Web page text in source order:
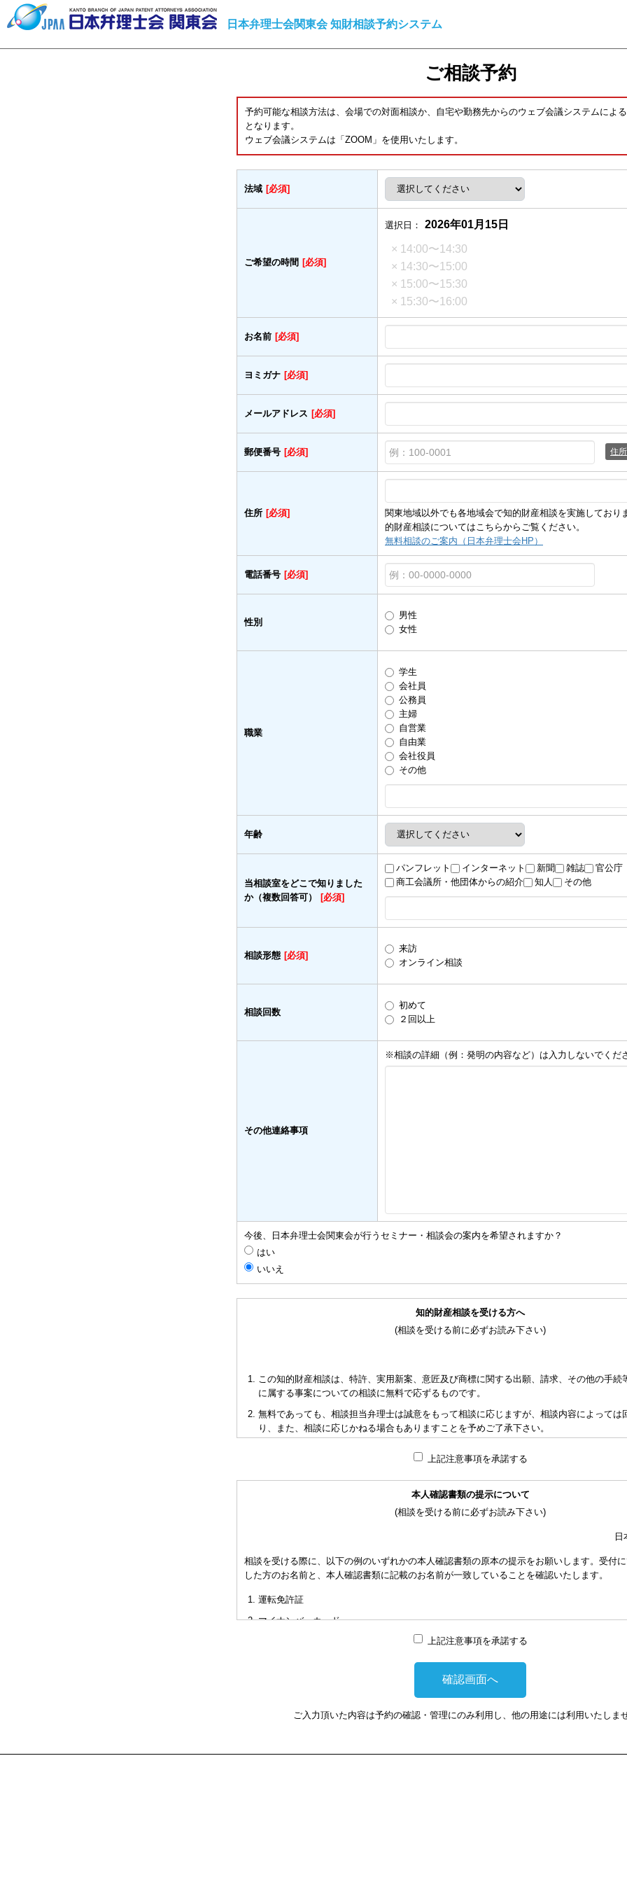
日本弁理士会関東会 知財相談予約システム
ご相談予約
予約可能な相談方法は、会場での対面相談か、自宅や勤務先からのウェブ会議システムによ
となります。
ウェブ会議システムは「ZOOM」を使用いたします。
法域 [必須]
ご希望の時間 [必須]
選択日： 2026年01月15日
× 14:00〜14:30
× 14:30〜15:00
× 15:00〜15:30
× 15:30〜16:00
お名前 [必須]
ヨミガナ [必須]
メールアドレス [必須]
郵便番号 [必須] 住
住所 [必須]
関東地域以外でも各地域会で知的財産相談を実施しており
的財産相談についてはこちらからご覧ください。
無料相談のご案内（日本弁理士会HP）
電話番号 [必須]
性別
男性
女性
職業
学生
会社員
公務員
主婦
自営業
自由業
会社役員
その他
年齢
当相談室をどこで知りました
か（複数回答可）
[必須]
パンフレット インターネット 新聞 雑誌
官公庁
商工会議所・他団体からの紹介
知人 その他
相談形態 [必須]
来訪
オンライン相談
相談回数
初めて
２回以上
その他連絡事項
※相談の詳細（例：発明の内容など）は入力しないでくだ
今後、日本弁理士会関東会が行うセミナー・相談会の案内を希望されますか？
はい
いいえ
知的財産相談を受ける方へ
(相談を受ける前に必ずお読み下さい)
この知的財産相談は、特許、実用新案、意匠及び商標に関する出願、請求、その他の手続
に属する事案についての相談に無料で応ずるものです。
無料であっても、相談担当弁理士は誠意をもって相談に応じますが、相談内容によっては
り、また、相談に応じかねる場合もありますことを予めご了承下さい。
も当会も法的責任を負うものではないことを予めご了承下さい。
多くの相談に応ずるため、相談時間には限度がありますことをご承知おき下さい。（原則
お申し出により、相談担当弁理士に対して調査、出願等の相談事案を依頼された場合には
として有料となります。また、その場合は、依頼者と弁理士個人との関係となり、当会は
弁理士の報酬額は、当事者の合意によります。金額は、事件の難易度によって、また、特
異なりますので、詳細は特許事務所にお尋ね下さい。
た不利益または損害に対して、当会は、一切の責任を負い兼ねます。この点あらかじめご
上記注意事項を承諾する
本人確認書類の提示について
(相談を受ける前に必ずお読み下さい)
日
相談を受ける際に、以下の例のいずれかの本人確認書類の原本の提示をお願いします。受付
した方のお名前と、本人確認書類に記載のお名前が一致していることを確認いたします。
運転免許証
マイナンバーカード
本人確認書類を提示頂けない場合は、相談を受けることができません。
上記注意事項を承諾する
ご入力頂いた内容は予約の確認・管理にのみ利用し、他の用途には利用いたしま